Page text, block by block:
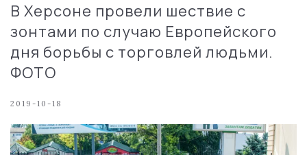
В Херсоне провели шествие с
зонтами по случаю Европейского
дня борьбы с торговлей людьми.
ФОТО
2019-10-18